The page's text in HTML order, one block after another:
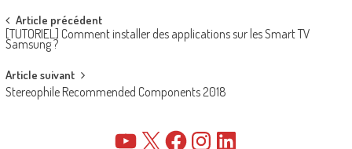
Post
navigation
Article précédent
[TUTORIEL] Comment installer des applications sur les Smart TV
Samsung ?
Article suivant
Stereophile Recommended Components 2018
YouTube FacebookInstagramLinkedIn